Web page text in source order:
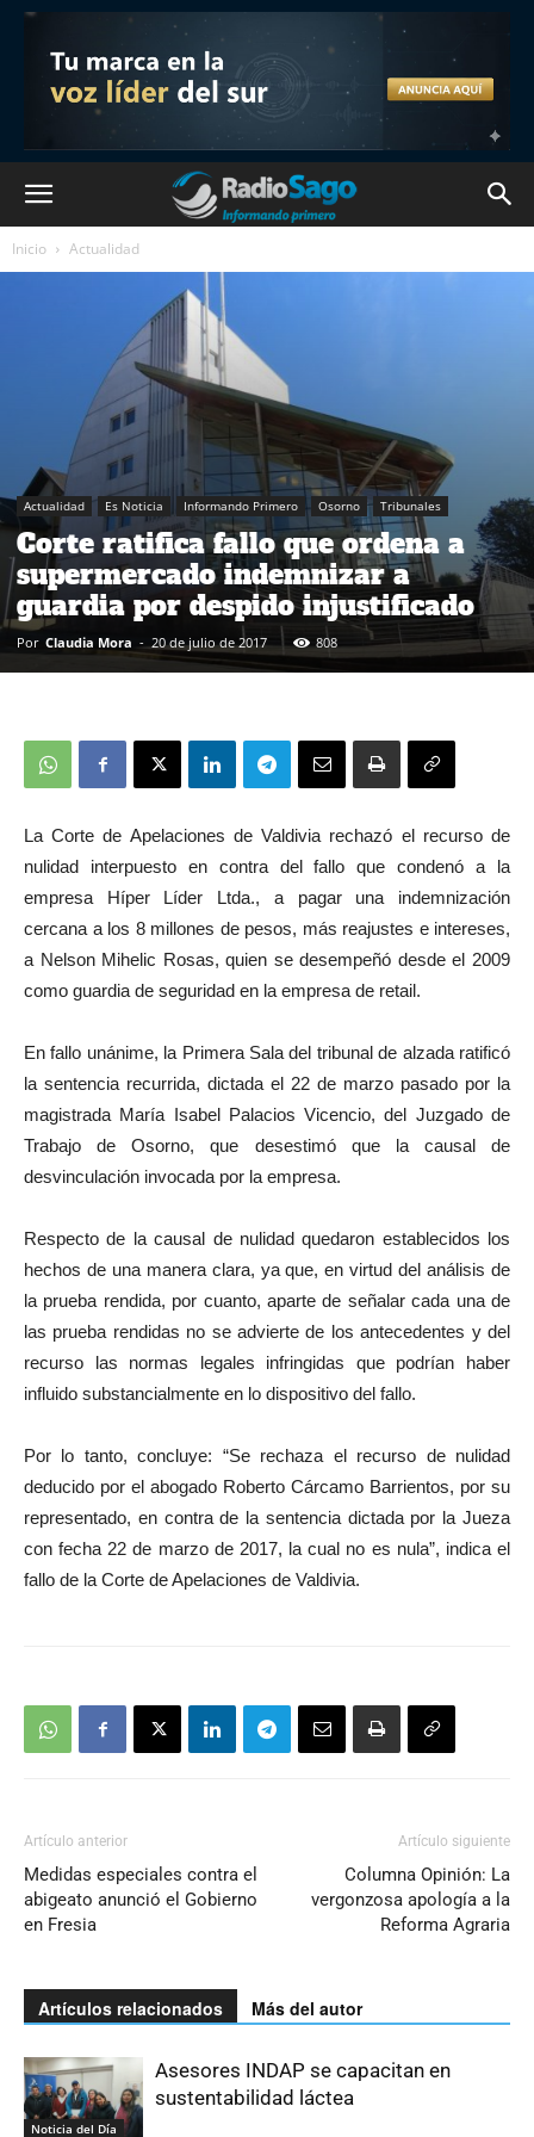
Inicio Actualidad
Actualidad Es Noticia Informando Primero Osorno Tribunales
Corte ratifica fallo que ordena a
supermercado indemnizar a
guardia por despido injustificado
Por Claudia Mora - 20 de julio de 2017 808
La Corte de Apelaciones de Valdivia rechazó el recurso de
nulidad interpuesto en contra del fallo que condenó a la
empresa Híper Líder Ltda., a pagar una indemnización
cercana a los 8 millones de pesos, más reajustes e intereses,
a Nelson Mihelic Rosas, quien se desempeñó desde el 2009
como guardia de seguridad en la empresa de retail.
En fallo unánime, la Primera Sala del tribunal de alzada ratificó
la sentencia recurrida, dictada el 22 de marzo pasado por la
magistrada María Isabel Palacios Vicencio, del Juzgado de
Trabajo de Osorno, que desestimó que la causal de
desvinculación invocada por la empresa.
Respecto de la causal de nulidad quedaron establecidos los
hechos de una manera clara, ya que, en virtud del análisis de
la prueba rendida, por cuanto, aparte de señalar cada una de
las prueba rendidas no se advierte de los antecedentes y del
recurso las normas legales infringidas que podrían haber
influido substancialmente en lo dispositivo del fallo.
Por lo tanto, concluye: “Se rechaza el recurso de nulidad
deducido por el abogado Roberto Cárcamo Barrientos, por su
representado, en contra de la sentencia dictada por la Jueza
con fecha 22 de marzo de 2017, la cual no es nula”, indica el
fallo de la Corte de Apelaciones de Valdivia.
Artículo anterior
Medidas especiales contra el
abigeato anunció el Gobierno
en Fresia
Artículo siguiente
Columna Opinión: La
vergonzosa apología a la
Reforma Agraria
Artículos relacionados Más del autor
Noticia del Día
Asesores INDAP se capacitan en
sustentabilidad láctea